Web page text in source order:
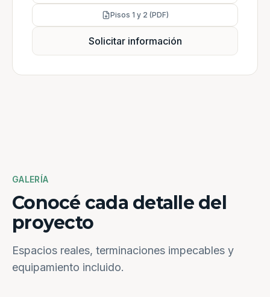
Pisos 1 y 2 (PDF)
Solicitar información
GALERÍA
Conocé cada detalle del
proyecto
Espacios reales, terminaciones impecables y
equipamiento incluido.